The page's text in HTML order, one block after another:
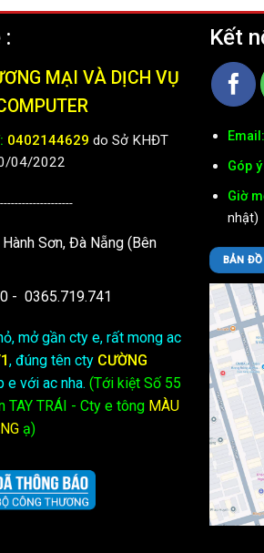
MẠI VÀ DỊCH VỤ
0402144629 do Sở KHĐT
04/2022
Sơn, Đà Nẵng (Bên
- 0365.719.741
mở gần cty e, rất mong ac
, đúng tên cty CƯỜNG
e với ac nha. (Tới kiệt Số 55
TRÁI - Cty e tôngMÀU
ạ)
Kết
Email:
Góp
Giờ
nhật)
BẢN